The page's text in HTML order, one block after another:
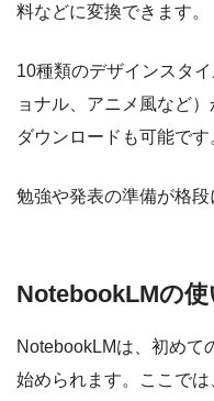
料などに変換できます。
10種類のデザインスタ
ョナル、アニメ風など
ダウンロードも可能です
勉強や発表の準備が格段
NotebookLMの使
NotebookLMは、初めて
始められます。ここで